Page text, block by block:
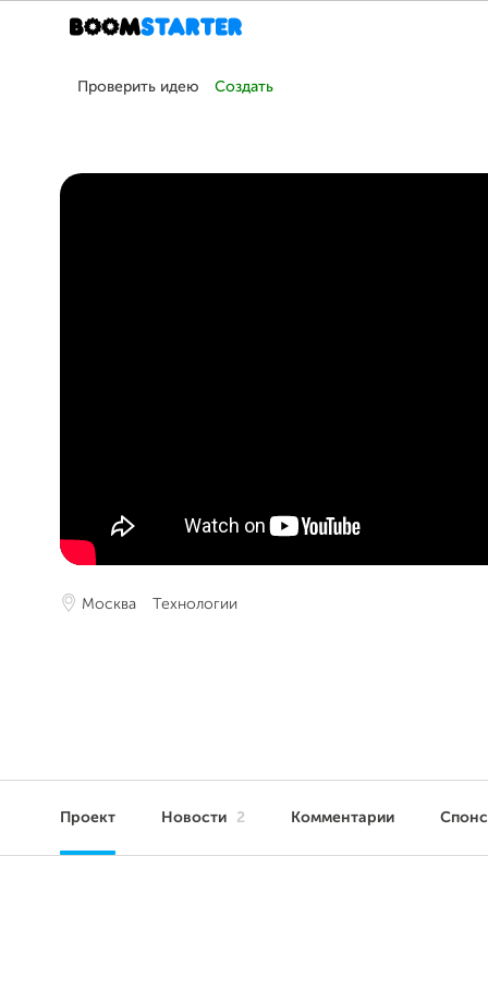
Проверить идею Создать
Москва Технологии
Проект Новости 2 Комментарии